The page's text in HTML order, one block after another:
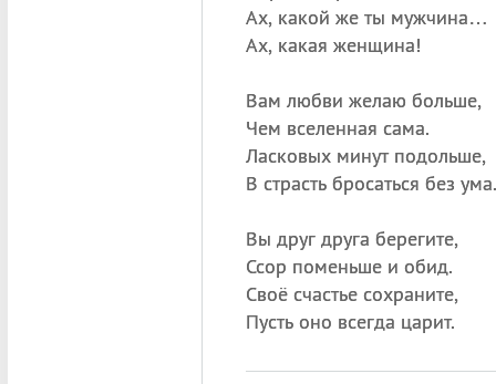
Ах, какой же ты мужчина…
Ах, какая женщина!
Вам любви желаю больше,
Чем вселенная сама.
Ласковых минут подольше,
В страсть бросаться без ума.
Вы друг друга берегите,
Ссор поменьше и обид.
Своё счастье сохраните,
Пусть оно всегда царит.